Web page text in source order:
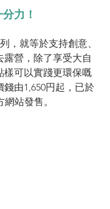
力！
，就等於支持創意、
露營，除了享受大自
樣可以實踐更環保嘅
由1,650円起，已於
網站發售。